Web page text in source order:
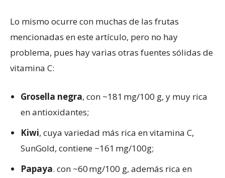
Lo mismo ocurre con muchas de las frutas
mencionadas en este artículo, pero no hay
problema, pues hay varias otras fuentes sólidas de
vitamina C:
Grosella negra, con ~181 mg/100 g, y muy rica
en antioxidantes;
Kiwi, cuya variedad más rica en vitamina C,
SunGold, contiene ~161 mg/100g;
Papaya. con ~60 mg/100 g, además rica en